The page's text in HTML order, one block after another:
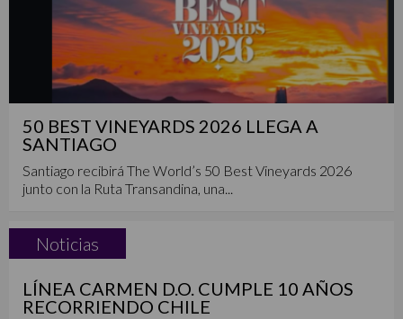
50 BEST VINEYARDS 2026 LLEGA A
SANTIAGO
Santiago recibirá The World’s 50 Best Vineyards 2026
junto con la Ruta Transandina, una...
Noticias
LÍNEA CARMEN D.O. CUMPLE 10 AÑOS
RECORRIENDO CHILE